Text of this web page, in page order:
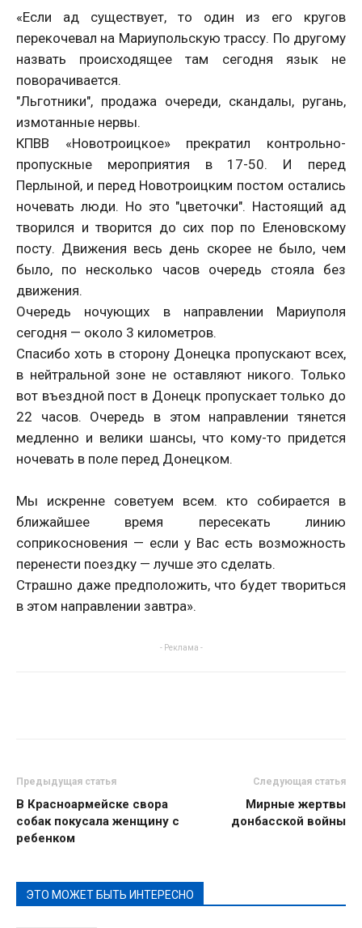
«Если ад существует, то один из его кругов
перекочевал на Мариупольскую трассу. По другому
назвать происходящее там сегодня язык не
поворачивается.
"Льготники", продажа очереди, скандалы, ругань,
измотанные нервы.
КПВВ «Новотроицкое» прекратил контрольно-
пропускные мероприятия в 17-50. И перед
Перлыной, и перед Новотроицким постом остались
ночевать люди. Но это "цветочки". Настоящий ад
творился и творится до сих пор по Еленовскому
посту. Движения весь день скорее не было, чем
было, по несколько часов очередь стояла без
движения.
Очередь ночующих в направлении Мариуполя
сегодня — около 3 километров.
Спасибо хоть в сторону Донецка пропускают всех,
в нейтральной зоне не оставляют никого. Только
вот въездной пост в Донецк пропускает только до
22 часов. Очередь в этом направлении тянется
медленно и велики шансы, что кому-то придется
ночевать в поле перед Донецком.
Мы искренне советуем всем. кто собирается в
ближайшее время пересекать линию
соприкосновения — если у Вас есть возможность
перенести поездку — лучше это сделать.
Страшно даже предположить, что будет твориться
в этом направлении завтра».
- Реклама -
Предыдущая статья
В Красноармейске свора
собак покусала женщину с
ребенком
Следующая статья
Мирные жертвы
донбасской войны
ЭТО МОЖЕТ БЫТЬ ИНТЕРЕСНО